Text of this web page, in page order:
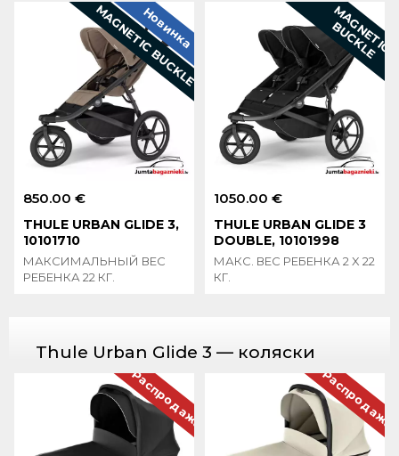
850.00 €
THULE URBAN GLIDE 3,
10101710
МАКСИМАЛЬНЫЙ ВЕС
РЕБЕНКА 22 КГ.
Новинка
MAGNETIC BUCKLE
1050.00 €
THULE URBAN GLIDE 3
DOUBLE, 10101998
МАКС. ВЕС РЕБЕНКА 2 X 22
КГ.
M
A
G
N
E
T
I
C
B
U
C
K
L
E
Thule Urban Glide 3 — коляски
Распродажа Распродажа